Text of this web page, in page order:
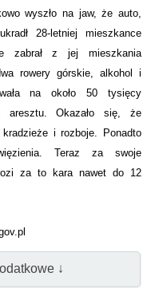
wyszło na jaw, że auto,
28-letniej mieszkance
zabrał z jej mieszkania
rowery górskie, alkohol i
na około 50 tysięcy
aresztu. Okazało się, że
i rozboje. Ponadto
Teraz za swoje
za to kara nawet do 12
↓